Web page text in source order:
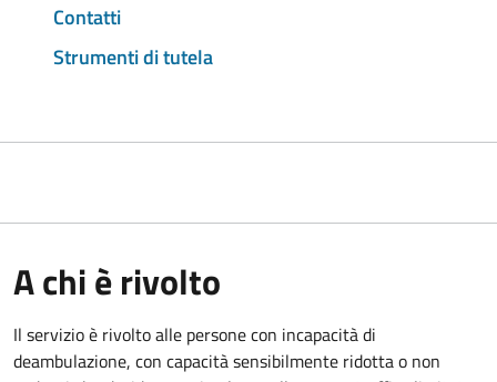
Contatti
Strumenti di tutela
A chi è rivolto
Il servizio è rivolto alle persone con incapacità di
deambulazione, con capacità sensibilmente ridotta o non